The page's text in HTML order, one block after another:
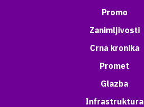
Promo
Zanimljivosti
Crna kronika
Promet
Glazba
Infrastruktura